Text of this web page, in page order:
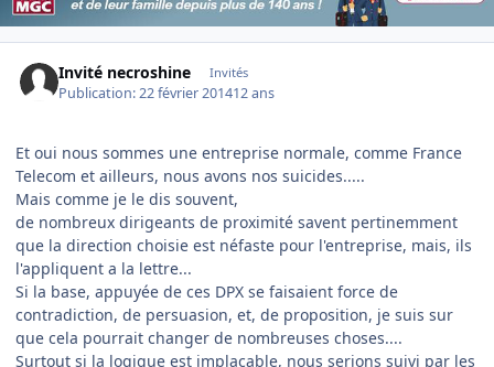
Invité necroshine Invités
Publication:22 février 201412 ans
Et oui nous sommes une entreprise normale, comme France
Telecom et ailleurs, nous avons nos suicides.....
Mais comme je le dis souvent,
de nombreux dirigeants de proximité savent pertinemment
que la direction choisie est néfaste pour l'entreprise, mais, ils
l'appliquent a la lettre...
Si la base, appuyée de ces DPX se faisaient force de
contradiction, de persuasion, et, de proposition, je suis sur
que cela pourrait changer de nombreuses choses....
Surtout si la logique est implacable, nous serions suivi par les